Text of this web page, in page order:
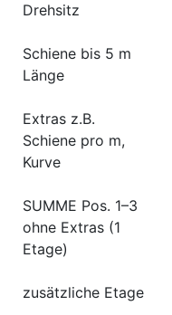
Drehsitz
Schiene bis 5 m
Länge
Extras z.B.
Schiene pro m,
Kurve
SUMME Pos. 1–3
ohne Extras (1
Etage)
zusätzliche Etage